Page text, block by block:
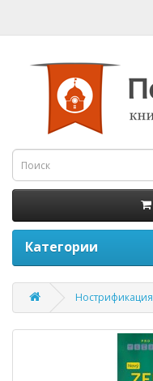
Категории
Нострификация